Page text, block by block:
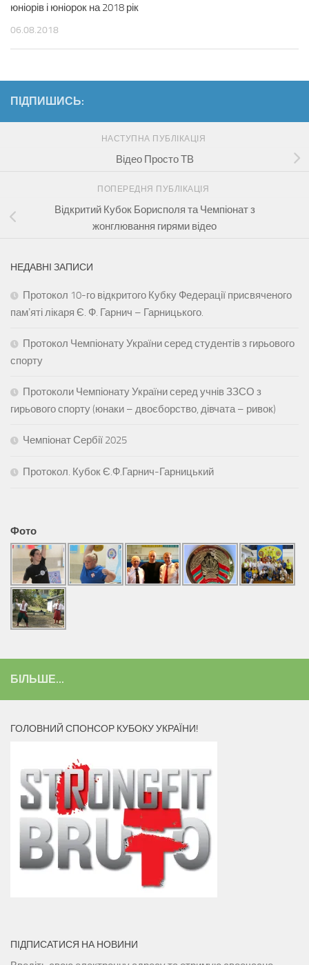
юніорів і юніорок на 2018 рік
06.08.2018
ПІДПИШИСЬ:
НАСТУПНА ПУБЛІКАЦІЯ
Відео Просто ТВ
ПОПЕРЕДНЯ ПУБЛІКАЦІЯ
Відкритий Кубок Борисполя та Чемпіонат з
жонглювання гирями відео
НЕДАВНІ ЗАПИСИ
Протокол 10-го відкритого Кубку Федерації присвяченого
памʼяті лікаря Є. Ф. Гарнич – Гарницького.
Протокол Чемпіонату України серед студентів з гирьового
спорту
Протоколи Чемпіонату України серед учнів ЗЗСО з
гирьового спорту (юнаки – двоєборство, дівчата – ривок)
Чемпіонат Сербії 2025
Протокол. Кубок Є.Ф.Гарнич-Гарницький
Фото
БІЛЬШЕ...
ГОЛОВНИЙ СПОНСОР КУБОКУ УКРАЇНИ!
ПІДПИСАТИСЯ НА НОВИНИ